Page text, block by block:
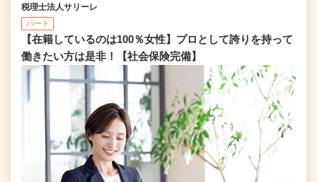
税理士法人サリーレ
パート
【在籍しているのは100％女性】プロとして誇りを持って
働きたい方は是非！【社会保険完備】